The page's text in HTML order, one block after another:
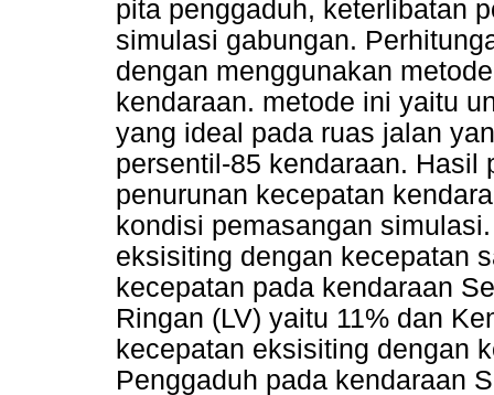
pita penggaduh, keterlibatan
simulasi gabungan.
dengan menggunakan
kendaraan. metode ini yaitu
yang ideal pada ruas jalan
persentil-85 kendaraan. Hasil
penurunan kecepatan
kondisi pemasangan
eksisiting dengan kecepatan
kecepatan pada kendaraan
Ringan (LV) yaitu 11% dan
kecepatan eksisiting dengan
Penggaduh pada kendaraan